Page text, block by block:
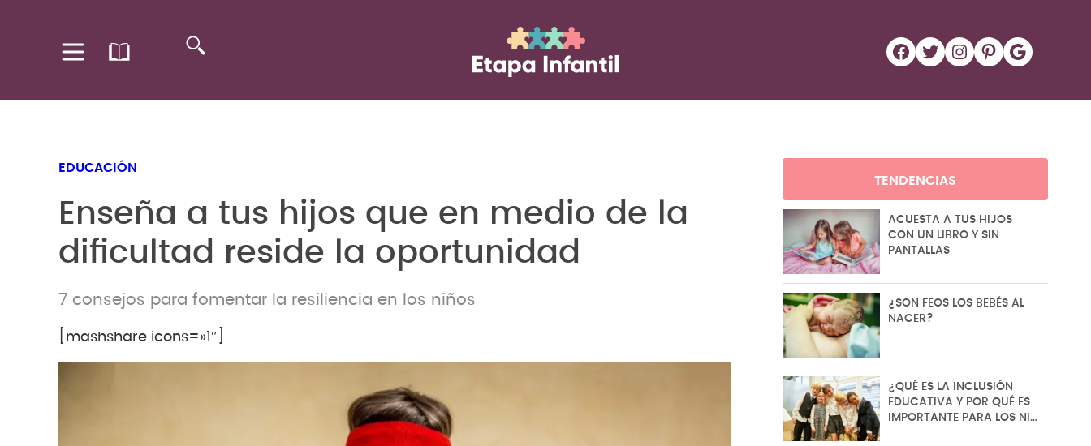
Facebook Twitter Instagram Pinterest Google
EDUCACIÓN
Enseña a tus hijos que en medio de la
dificultad reside la oportunidad
7 consejos para fomentar la resiliencia en los niños
[mashshare icons=»1″]
TENDENCIAS
ACUESTA A TUS HIJOS
CON UN LIBRO Y SIN
PANTALLAS
¿SON FEOS LOS BEBÉS AL
NACER?
¿QUÉ ES LA INCLUSIÓN
EDUCATIVA Y POR QUÉ ES
IMPORTANTE PARA LOS NI…